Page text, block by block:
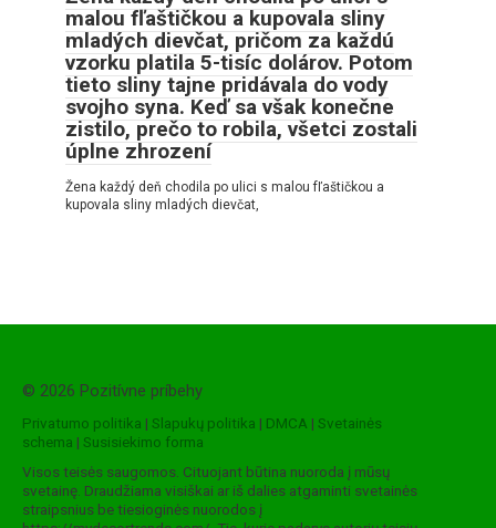
malou fľaštičkou a kupovala sliny
mladých dievčat, pričom za každú
vzorku platila 5-tisíc dolárov. Potom
tieto sliny tajne pridávala do vody
svojho syna. Keď sa však konečne
zistilo, prečo to robila, všetci zostali
úplne zhrození
Žena každý deň chodila po ulici s malou fľaštičkou a
kupovala sliny mladých dievčat,
© 2026 Pozitívne príbehy
Privatumo politika | Slapukų politika | DMCA | Svetainės
schema | Susisiekimo forma
Visos teisės saugomos. Cituojant būtina nuoroda į mūsų
svetainę. Draudžiama visiškai ar iš dalies atgaminti svetainės
straipsnius be tiesioginės nuorodos į